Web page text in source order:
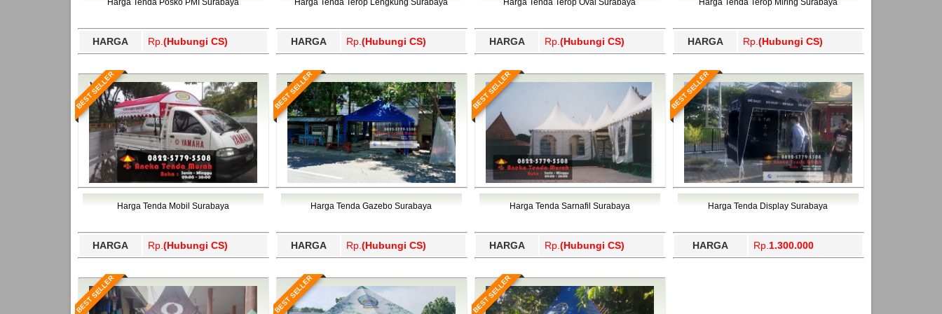
HARGA Rp. (Hubungi CS) HARGA Rp. (Hubungi CS) HARGA Rp. (Hubungi CS) HARGA Rp. (Hubungi CS)
BEST SELLER
Harga Tenda Mobil Surabaya
HARGA Rp. (Hubungi CS)
BEST SELLER
Harga Tenda Gazebo Surabaya
HARGA Rp. (Hubungi CS)
BEST SELLER
Harga Tenda Sarnafil Surabaya
HARGA Rp. (Hubungi CS)
BEST SELLER
Harga Tenda Display Surabaya
HARGA Rp. 1.300.000
BEST SELLER BEST SELLER BEST SELLER